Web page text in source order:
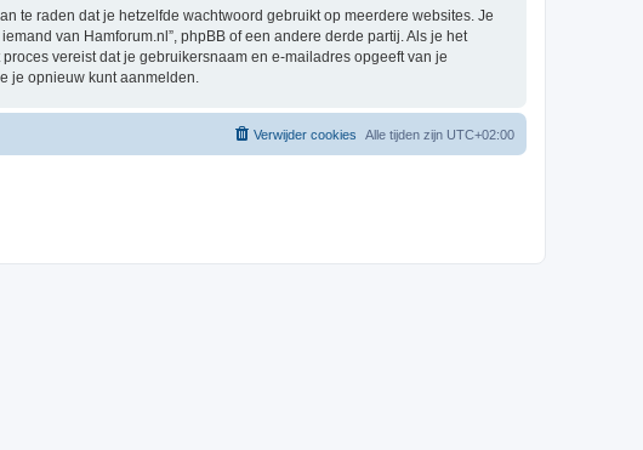
te raden dat je hetzelfde wachtwoord gebruikt op meerdere websites. Je
van Hamforum.nl”, phpBB of een andere derde partij. Als je het
vereist dat je gebruikersnaam en e-mailadres opgeeft van je
je opnieuw kunt aanmelden.
Alle tijden zijn UTC+02:00
Verwijder cookies